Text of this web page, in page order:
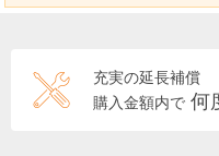
充実の延長補償
購入金額内で 何